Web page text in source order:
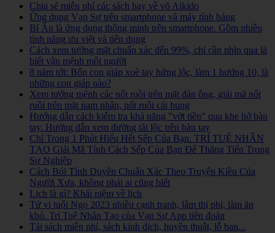
Chia sẻ miễn phí các sách hay về võ Aikido
Ứng dụng Vạn Sự trên smartphone và máy tính bảng
Bí Ẩn là ứng dụng thông minh trên smartphone. Gồm nhiều
tính năng ưu việt và tiện dụng
Cách xem tướng mặt chuẩn xác đến 99%, chỉ cần nhìn qua là
biết vận mệnh mỗi người
8 năm tới: Bốn con giáp xoè tay hứng lộc, làm 1 hưởng 10, là
những con giáp nào?
Xem tướng mệnh các nốt ruồi trên mặt đàn ông, giải mã nốt
ruồi trên mặt nam nhân, nốt ruồi cát hung
Hướng dẫn cách kiểm tra khả năng "vớt tiền" qua khe hở bàn
tay. Hướng dẫn xem đường tài lộc trên bàn tay
Chỉ Trong 1 Phút Hiểu Hết Sếp Của Bạn. TRÍ TUỆ NHÂN
TẠO Giải Mã Tính Cách Sếp Của Bạn Để Thăng Tiến Trong
Sự Nghiệp
Cách Bói Tình Duyên Chuẩn Xác Theo Truyện Kiều Của
Người Xưa, không phải ai cũng biết
Lịch là gì? Khái niệm về lịch
Tử vi tuổi Ngọ 2023 nhiều cạnh tranh, lắm thị phi, làm ăn
khó. Trí Tuệ Nhân Tạo của Vạn Sự App tiên đoán
Tải sách miễn phí, sách kinh dịch, huyền thuật, lỗ ban...